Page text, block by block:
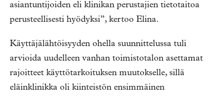
asiantuntijoiden eli klinikan perustajien tietotaitoa
perusteellisesti hyödyksi”, kertoo Elina.
Käyttäjälähtöisyyden ohella suunnittelussa tuli
arvioida uudelleen vanhan toimistotalon asettamat
rajoitteet käyttötarkoituksen muutokselle, sillä
eläinklinikka oli kiinteistön ensimmäinen